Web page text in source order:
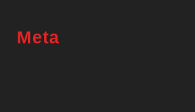
Meta